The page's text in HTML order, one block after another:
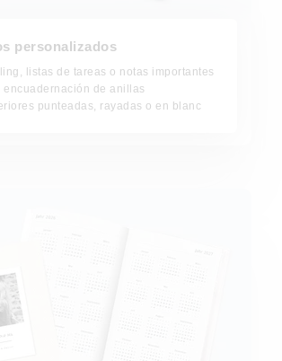
personalizados
listas de tareas o notas importantes
encuadernación de anillas
punteadas, rayadas o en blanc